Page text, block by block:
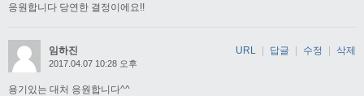
응원합니다 당연한 결정이에요!!
임하진
2017.04.07 10:28 오후
용기있는 대처 응원합니다^^
URL | 답글 | 수정 | 삭제